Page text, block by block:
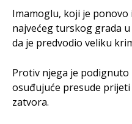
Imamoglu, koji je
najvećeg turskog grada
da je predvodio veliku
Protiv njega je podignuto
osuđujuće presude prijeti
zatvora.